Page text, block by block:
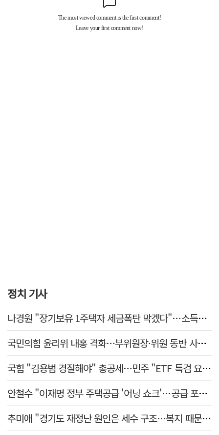
정치 기사
나경원 "장기보유 1주택자 세금폭탄 막겠다"…소득세법 개정안 발의
국민의힘 윤리위 내홍 격화…부위원장·위원 동반 사퇴 선언
국힘 "김용범 경질해야" 총공세…민주 "ETF 특검 요구는 마타도어"
안철수 "이재명 정부 주택공급 '어닝 쇼크'…공급 포기한 대통령"
추미애 "경기도 재정난 원인은 세수 구조…복지 때문 아냐"